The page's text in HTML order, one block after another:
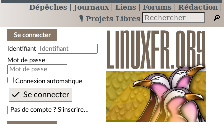
Dépêches Journaux Liens Forums
Rédaction
🎙️ Projets Libres
Se connecter
Identifiant
Mot de passe
Connexion automatique
Pas de compte ? S’inscrire…